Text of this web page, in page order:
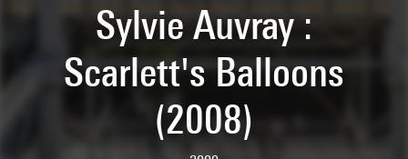
Sylvie Auvray :
Scarlett's Balloons
(2008)